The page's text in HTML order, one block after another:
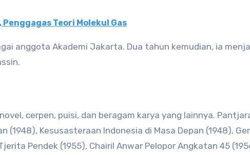
Teori Molekul Gas
anggota Akademi Jakarta. Dua tahun kemudian, ia
cerpen, puisi, dan beragam karya yang lainnya.
(1948), Kesusasteraan Indonesia di Masa Depan (1948),
Pendek (1955), Chairil Anwar Pelopor Angkatan 45